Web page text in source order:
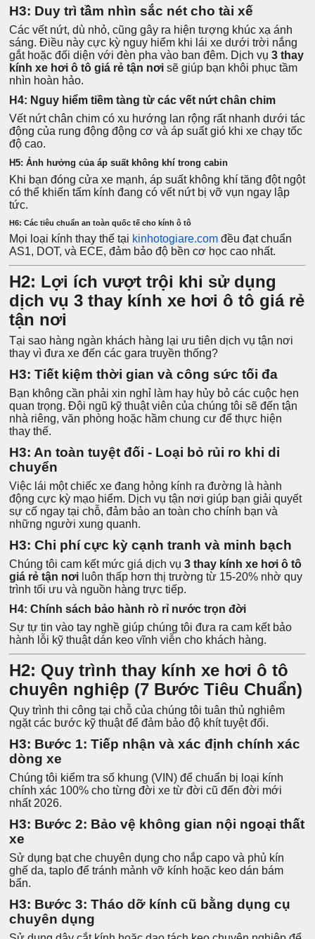
H3: Duy trì tầm nhìn sắc nét cho tài xế
Các vết nứt, dù nhỏ, cũng gây ra hiện tượng khúc xạ ánh
sáng. Điều này cực kỳ nguy hiểm khi lái xe dưới trời nắng
gắt hoặc đối diện với đèn pha vào ban đêm. Dịch vụ3 thay
kính xe hơi ô tô giá rẻ tận nơi sẽ giúp bạn khôi phục tầm
nhìn hoàn hảo.
H4: Nguy hiểm tiềm tàng từ các vết nứt chân chim
Vết nứt chân chim có xu hướng lan rộng rất nhanh dưới tác
động của rung động động cơ và áp suất gió khi xe chạy tốc
độ cao.
H5: Ảnh hưởng của áp suất không khí trong cabin
Khi bạn đóng cửa xe mạnh, áp suất không khí tăng đột ngột
có thể khiến tấm kính đang có vết nứt bị vỡ vụn ngay lập
tức.
H6: Các tiêu chuẩn an toàn quốc tế cho kính ô tô
Mọi loại kính thay thế tại kinhotogiare.com đều đạt chuẩn
AS1, DOT, và ECE, đảm bảo độ bền cơ học cao nhất.
H2: Lợi ích vượt trội khi sử dụng
dịch vụ 3 thay kính xe hơi ô tô giá rẻ
tận nơi
Tại sao hàng ngàn khách hàng lại ưu tiên dịch vụ tận nơi
thay vì đưa xe đến các gara truyền thống?
H3: Tiết kiệm thời gian và công sức tối đa
Bạn không cần phải xin nghỉ làm hay hủy bỏ các cuộc hẹn
quan trọng. Đội ngũ kỹ thuật viên của chúng tôi sẽ đến tận
nhà riêng, văn phòng hoặc hầm chung cư để thực hiện
thay thế.
H3: An toàn tuyệt đối - Loại bỏ rủi ro khi di
chuyển
Việc lái một chiếc xe đang hỏng kính ra đường là hành
động cực kỳ mạo hiểm. Dịch vụ tận nơi giúp bạn giải quyết
sự cố ngay tại chỗ, đảm bảo an toàn cho chính bạn và
những người xung quanh.
H3: Chi phí cực kỳ cạnh tranh và minh bạch
Chúng tôi cam kết mức giá dịch vụ3 thay kính xe hơi ô tô
giá rẻ tận nơi luôn thấp hơn thị trường từ 15-20% nhờ quy
trình tối ưu và nguồn hàng trực tiếp.
H4: Chính sách bảo hành rò rỉ nước trọn đời
Sự tự tin vào tay nghề giúp chúng tôi đưa ra cam kết bảo
hành lỗi kỹ thuật dán keo vĩnh viễn cho khách hàng.
H2: Quy trình thay kính xe hơi ô tô
chuyên nghiệp (7 Bước Tiêu Chuẩn)
Quy trình thi công tại chỗ của chúng tôi tuân thủ nghiêm
ngặt các bước kỹ thuật để đảm bảo độ khít tuyệt đối.
H3: Bước 1: Tiếp nhận và xác định chính xác
dòng xe
Chúng tôi kiểm tra số khung (VIN) để chuẩn bị loại kính
chính xác 100% cho từng đời xe từ đời cũ đến đời mới
nhất 2026.
H3: Bước 2: Bảo vệ không gian nội ngoại thất
xe
Sử dụng bạt che chuyên dụng cho nắp capo và phủ kín
ghế da, taplo để tránh mảnh vỡ kính hoặc keo dán bám
bẩn.
H3: Bước 3: Tháo dỡ kính cũ bằng dụng cụ
chuyên dụng